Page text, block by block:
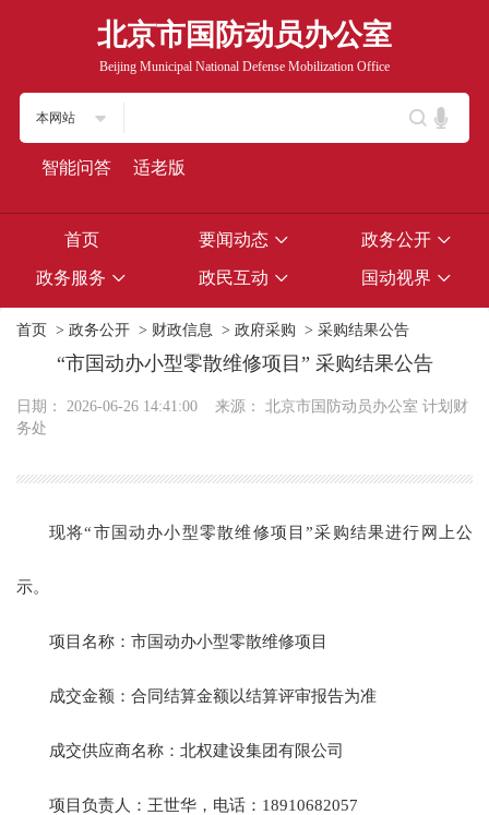
北京市国防动员办公室
Beijing Municipal National Defense Mobilization Office
本网站
智能问答 适老版
首页 要闻动态 政务公开
政务服务 政民互动 国动视界
首页 > 政务公开 > 财政信息 > 政府采购 > 采购结果公告
“市国动办小型零散维修项目” 采购结果公告
日期： 2026-06-26 14:41:00 来源：
北京市国防动员办公室 计划财
务处
现将“市国动办小型零散维修项目”采购结果进行网上公
示。
项目名称：市国动办小型零散维修项目
成交金额：合同结算金额以结算评审报告为准
成交供应商名称：北权建设集团有限公司
项目负责人：王世华，电话：18910682057